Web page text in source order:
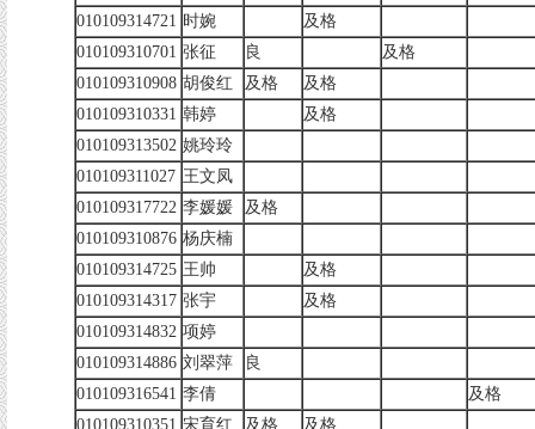
010109314721 时婉
及格
010109310701 张征 良
及格
010109310908 胡俊红 及格
及格
010109310331 韩婷
及格
010109313502 姚玲玲
010109311027 王文凤
010109317722 李媛媛
及格
010109310876 杨庆楠
010109314725 王帅
及格
010109314317 张宇
及格
010109314832 项婷
010109314886 刘翠萍
良
010109316541 李倩
及格
010109310351 宋育红 及格 及格